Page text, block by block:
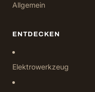
Allgemein
ENTDECKEN
Elektrowerkzeug